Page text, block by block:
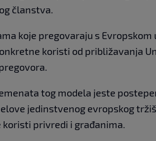
članstva.
koje pregovaraju s
koristi od približavanja
tog modela jeste
jedinstvenog evropskog
koristi privredi i građanima.